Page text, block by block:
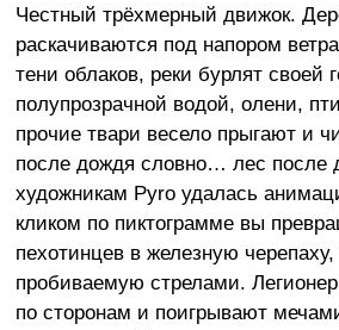
Честный трёхмерный движок.
раскачиваются под напором
тени облаков, реки бурлят своей
полупрозрачной водой, олени,
прочие твари весело прыгают и
после дождя словно… лес после
художникам Pyro удалась
кликом по пиктограмме вы
пехотинцев в железную
пробиваемую стрелами.
по сторонам и поигрывают